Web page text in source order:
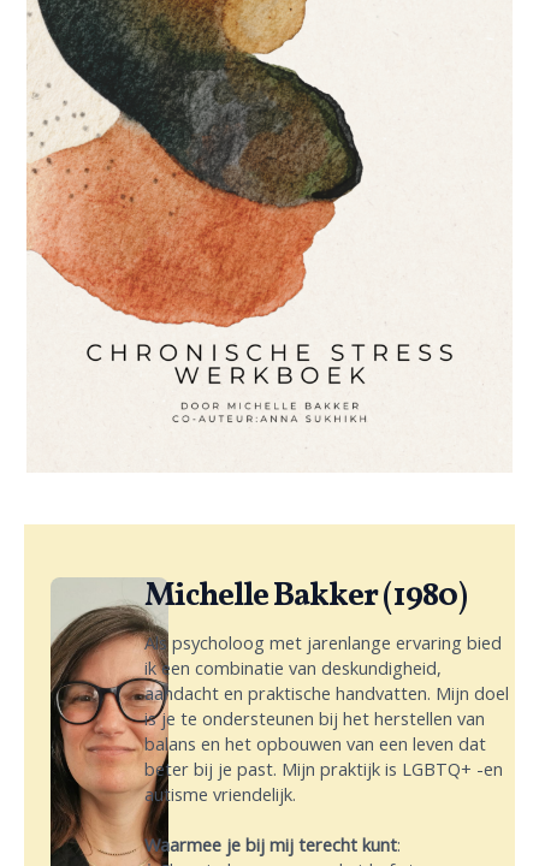
Michelle Bakker (1980)
Als psycholoog met jarenlange ervaring bied
ik een combinatie van deskundigheid,
aandacht en praktische handvatten. Mijn doel
is je te ondersteunen bij het herstellen van
balans en het opbouwen van een leven dat
beter bij je past. Mijn praktijk is LGBTQ+ -en
autisme vriendelijk.
Waarmee je bij mij terecht kunt: